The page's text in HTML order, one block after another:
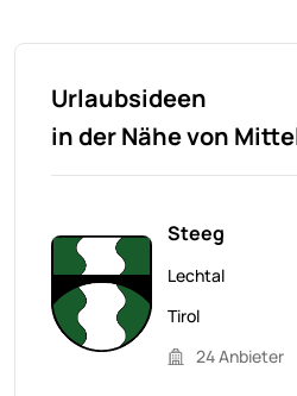
Urlaubsideen
in der Nähe von
Steeg
Lechtal
Tirol
24 Anbieter